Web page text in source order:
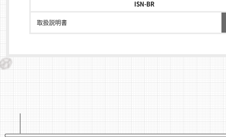
ISN-BR
取扱説明書